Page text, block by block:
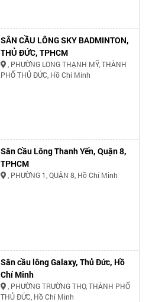
SÂN CẦU LÔNG SKY BADMINTON,
THỦ ĐỨC, TPHCM
, PHƯỜNG LONG THẠNH MỸ, THÀNH
PHỐ THỦ ĐỨC, Hồ Chí Minh
Sân Cầu Lông Thanh Yến, Quận 8,
TPHCM
, PHƯỜNG 1, QUẬN 8, Hồ Chí Minh
Sân cầu lông Galaxy, Thủ Đức, Hồ
Chí Minh
, PHƯỜNG TRƯỜNG THỌ, THÀNH PHỐ
THỦ ĐỨC, Hồ Chí Minh